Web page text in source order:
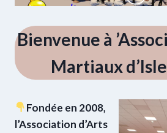
Bienvenue à
Martiaux
Fondée en 2008,
l’Association d’Arts